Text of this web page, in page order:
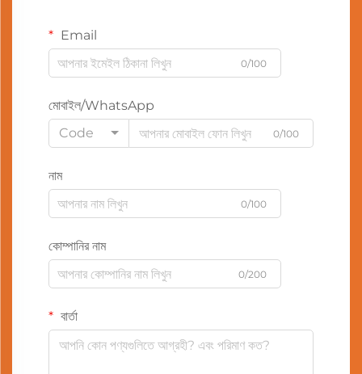
Email
0/100
মোবাইল/WhatsApp
Code
0/100
নাম
0/100
কোম্পানির নাম
0/200
বার্তা